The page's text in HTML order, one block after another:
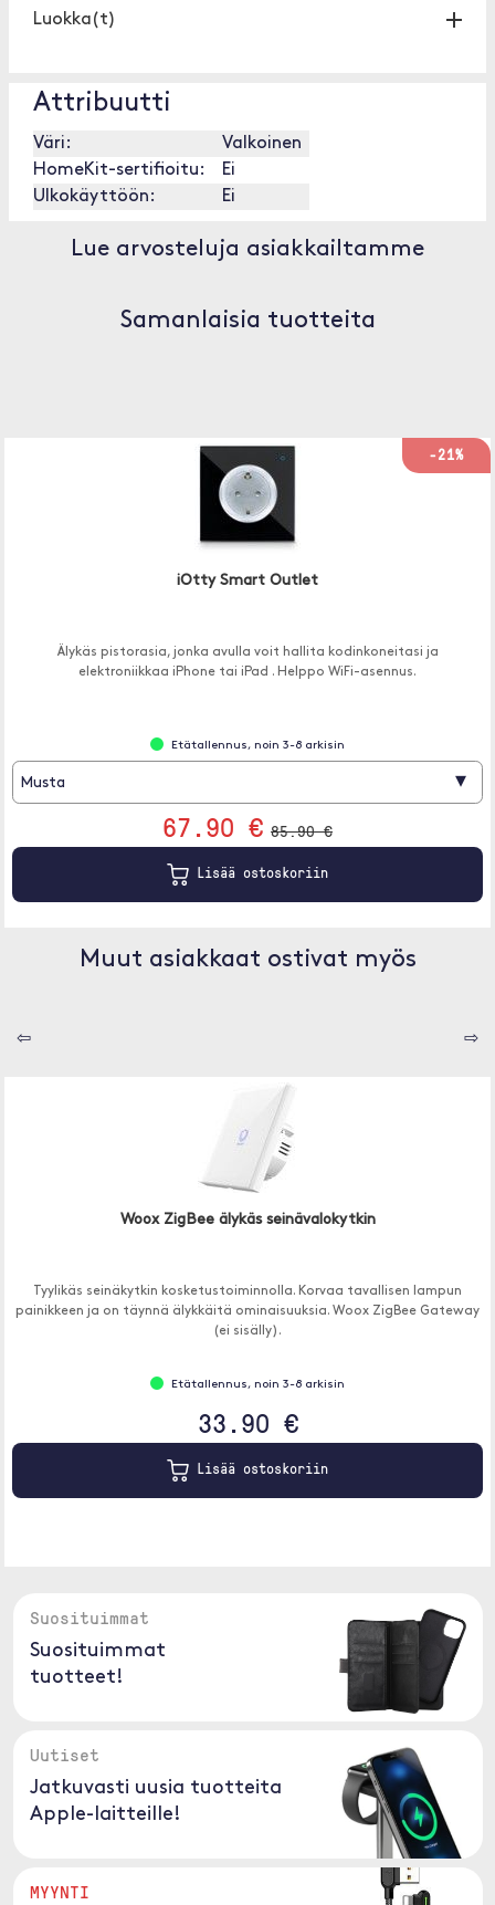
Luokka(t)
Attribuutti
Väri:
Valkoinen
HomeKit-sertifioitu:
Ei
Ulkokäyttöön:
Ei
Lue arvosteluja asiakkailtamme
Samanlaisia tuotteita
-21%
iOtty Smart Outlet
Älykäs pistorasia, jonka avulla voit hallita kodinkoneitasi ja
elektroniikkaa iPhone tai iPad . Helppo WiFi-asennus.
Etätallennus, noin 3-8 arkisin
Musta ▾
67.90 € 85.90 €
Lisää ostoskoriin
Muut asiakkaat ostivat myös
⇦ ⇨
Woox ZigBee älykäs seinävalokytkin
Tyylikäs seinäkytkin kosketustoiminnolla. Korvaa tavallisen lampun
painikkeen ja on täynnä älykkäitä ominaisuuksia. Woox ZigBee Gateway
(ei sisälly).
Etätallennus, noin 3-8 arkisin
33.90 €
Lisää ostoskoriin
Suosituimmat
Suosituimmat
tuotteet!
Uutiset
Jatkuvasti uusia tuotteita
Apple-laitteille!
MYYNTI